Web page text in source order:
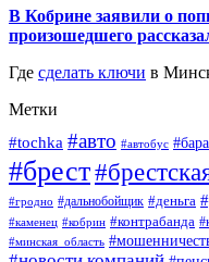
В Кобрине заявили о
произошедшего
Где сделать ключи в
Метки
#tochka #авто #автобус
#брест
#гродно #дальнобойщик #деньга
#каменец #кобрин #контрабанда
#минская_область